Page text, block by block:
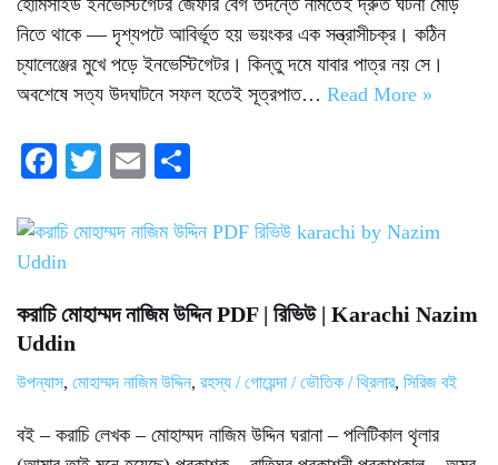
হোমিসাইড ইনভেস্টিগেটর জেফরি বেগ তদন্তে নামতেই দ্রুত ঘটনা মোড়
নিতে থাকে — দৃশ্যপটে আবির্ভূত হয় ভয়ংকর এক সন্ত্রাসীচক্র। কঠিন
চ্যালেঞ্জের মুখে পড়ে ইনভেস্টিগেটর। কিন্তু দমে যাবার পাত্র নয় সে।
অবশেষে সত্য উদঘাটনে সফল হতেই সূত্রপাত… Read More »
Fa
bo
ok
T
tte
E
ail re
করাচি মোহাম্মদ নাজিম উদ্দিন PDF | রিভিউ | Karachi Nazim
Uddin
উপন্যাস, মোহাম্মদ নাজিম উদ্দিন, রহস্য / গোয়েন্দা / ভৌতিক / থ্রিলার, সিরিজ বই
বই – করাচি লেখক – মোহাম্মদ নাজিম উদ্দিন ঘরানা – পলিটিকাল থৃলার